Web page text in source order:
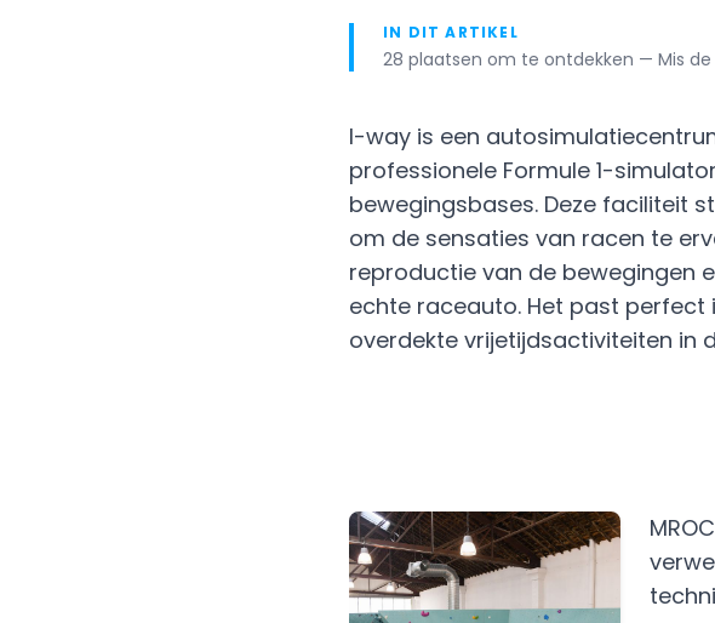
IN DIT ARTIKEL
28 plaatsen om te ontdekken — Mis
I-way is een
professionele Formule 1-
bewegingsbases. Deze faciliteit
om de sensaties van racen te
reproductie van de bewegingen
echte raceauto. Het past
overdekte vrijetijdsactiviteiten in